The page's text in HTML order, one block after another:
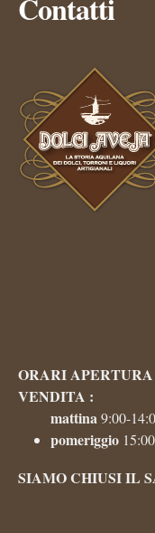
Contatti
ORARI
VENDITA :
mattina9:00-
pomeriggio
SIAMO CHIUSI IL